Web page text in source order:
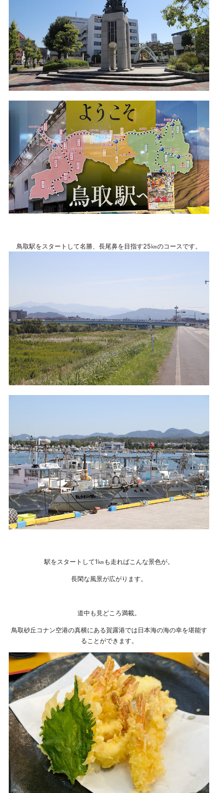
鳥取駅をスタートして名勝、長尾鼻を目指す25㎞のコースです。
駅をスタートして1㎞も走ればこんな景色が。
長閑な風景が広がります。
道中も見どころ満載。
鳥取砂丘コナン空港の真横にある賀露港では日本海の海の幸を堪能す
ることができます。